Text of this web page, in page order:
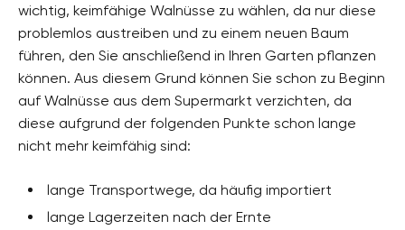
wichtig, keimfähige Walnüsse zu wählen, da nur diese
problemlos austreiben und zu einem neuen Baum
führen, den Sie anschließend in Ihren Garten pflanzen
können. Aus diesem Grund können Sie schon zu Beginn
auf Walnüsse aus dem Supermarkt verzichten, da
diese aufgrund der folgenden Punkte schon lange
nicht mehr keimfähig sind:
lange Transportwege, da häufig importiert
lange Lagerzeiten nach der Ernte